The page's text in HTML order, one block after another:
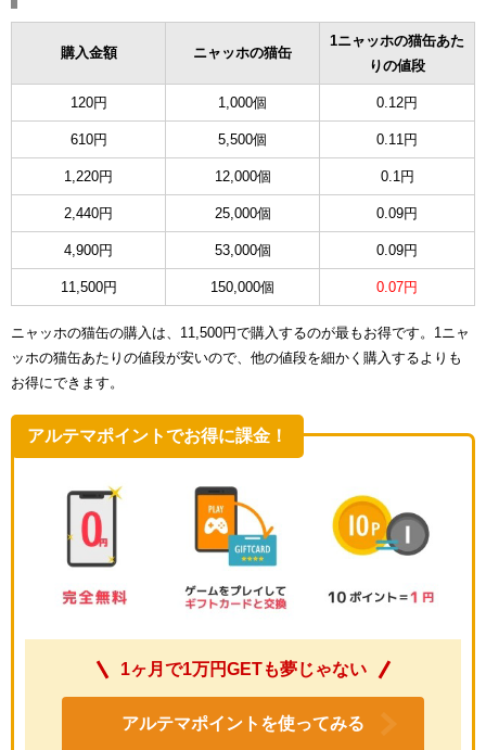
購入金額 ニャッホの猫缶
1ニャッホの猫缶あた
りの値段
120円 1,000個 0.12円
610円 5,500個 0.11円
1,220円 12,000個 0.1円
2,440円 25,000個 0.09円
4,900円 53,000個 0.09円
11,500円 150,000個 0.07円
ニャッホの猫缶の購入は、11,500円で購入するのが最もお得です。1ニャ
ッホの猫缶あたりの値段が安いので、他の値段を細かく購入するよりも
お得にできます。
アルテマポイントでお得に課金！
1ヶ月で1万円GETも夢じゃない
アルテマポイントを使ってみる